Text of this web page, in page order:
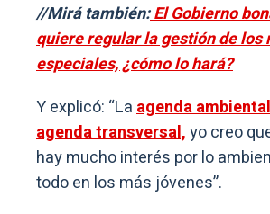
//Mirá también:El Gobierno
quiere regular la gestión de los
especiales, ¿cómo lo hará?
Y explicó: “Laagenda
agenda transversal,yo creo
hay mucho interés por lo
todo en los más jóvenes”.